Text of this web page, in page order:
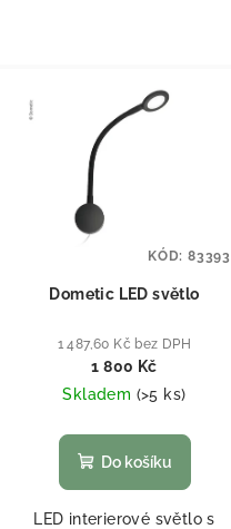
Dometic LED světlo
1 487,60 Kč bez DPH
1 800 Kč
Skladem (>5 ks)
Do košíku
LED interierové světlo s
KÓD: 83393